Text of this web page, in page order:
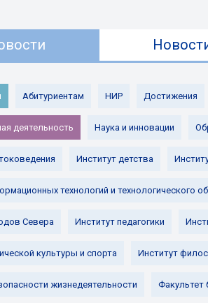
Абитуриентам НИР Достижения
деятельность Наука и инновации
Институт детства
технологий и технологического
Севера Институт педагогики
культуры и спорта Институт
жизнедеятельности Факультет